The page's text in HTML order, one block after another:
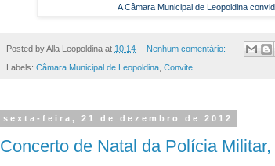
A Câmara Municipal de Leopoldina
Posted byAlla Leopoldina at 10:14 Nenhum comentário:
Labels: Câmara Municipal de Leopoldina Convite
sexta-feira, 21 de dezembro de 2012
Concerto de Natal da Polícia